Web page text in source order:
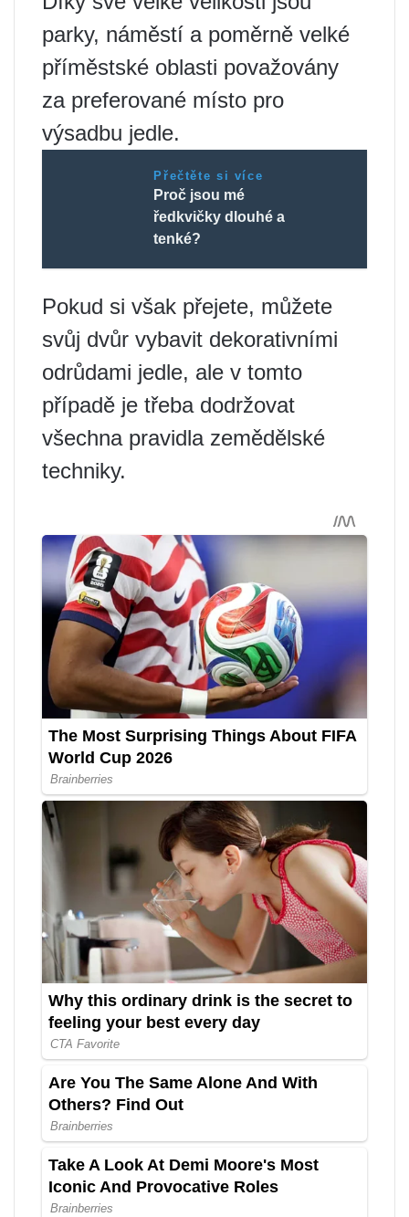
parky, náměstí a poměrně velké
příměstské oblasti považovány
za preferované místo pro
výsadbu jedle.
Přečtěte si více
Proč jsou mé
ředkvičky dlouhé a
tenké?
Pokud si však přejete, můžete
svůj dvůr vybavit dekorativními
odrůdami jedle, ale v tomto
případě je třeba dodržovat
všechna pravidla zemědělské
techniky.